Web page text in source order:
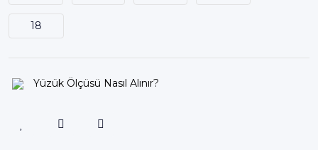
18
Yüzük Ölçüsü Nasıl Alınır?